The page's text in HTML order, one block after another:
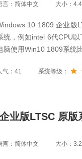
言：简体中文 大小：
10 1809 企业版
统，例如intel 6代CPU
脑使用Win10 1809系统
气：41 系统等级：
业版LTSC 原版
言：简体中文 大小：